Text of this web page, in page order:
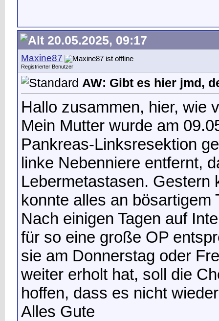
20.05.2025, 09:17
Maxine87
Registrierter Benutzer
AW: Gibt es hier jmd,
Hallo zusammen, hier, wie
Mein Mutter wurde am
Pankreas-Linksresektion
linke Nebenniere entfernt,
Lebermetastasen. Gestern
konnte alles an
Nach einigen Tagen auf
für so eine große OP
sie am Donnerstag oder
weiter erholt hat, soll die
hoffen, dass es nicht
Alles Gute